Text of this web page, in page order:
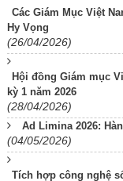
Các Giám Mục Việt
Hy Vọng
(26/04/2026)
Hội đồng Giám mục
kỳ 1 năm 2026
(28/04/2026)
Ad Limina 2026:
(04/05/2026)
Tích hợp công nghệ